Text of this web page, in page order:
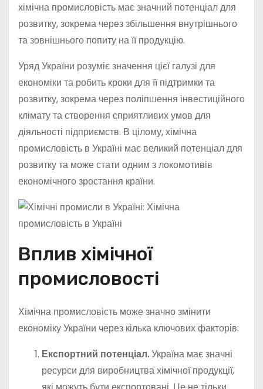
хімічна промисловість має значний потенціал для
розвитку, зокрема через збільшення внутрішнього
та зовнішнього попиту на її продукцію.
Уряд України розуміє значення цієї галузі для
економіки та робить кроки для її підтримки та
розвитку, зокрема через поліпшення інвестиційного
клімату та створення сприятливих умов для
діяльності підприємств. В цілому, хімічна
промисловість в Україні має великий потенціал для
розвитку та може стати одним з локомотивів
економічного зростання країни.
Вплив хімічної
промисловості
Хімічна промисловість може значно змінити
економіку України через кілька ключових факторів:
Експортний потенціал.Україна має значні
ресурси для виробництва хімічної продукції,